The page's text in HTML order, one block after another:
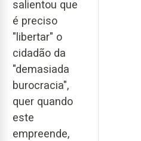
salientou que
é preciso
"libertar" o
cidadão da
"demasiada
burocracia",
quer quando
este
empreende,